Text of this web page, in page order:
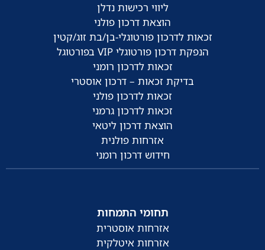
ליווי רכישות נדלן
הוצאת דרכון פולני
זכאות לדרכון פורטוגלי-בן/בת זוג/קטין
הנפקת דרכון פורטוגלי VIP בפורטוגל
זכאות לדרכון רומני
בדיקת זכאות – דרכון אוסטרי
זכאות לדרכון פולני
זכאות לדרכון גרמני
הוצאת דרכון ליטאי
אזרחות פולנית
חידוש דרכון רומני
תחומי התמחות
אזרחות אוסטרית
אזרחות איטלקית